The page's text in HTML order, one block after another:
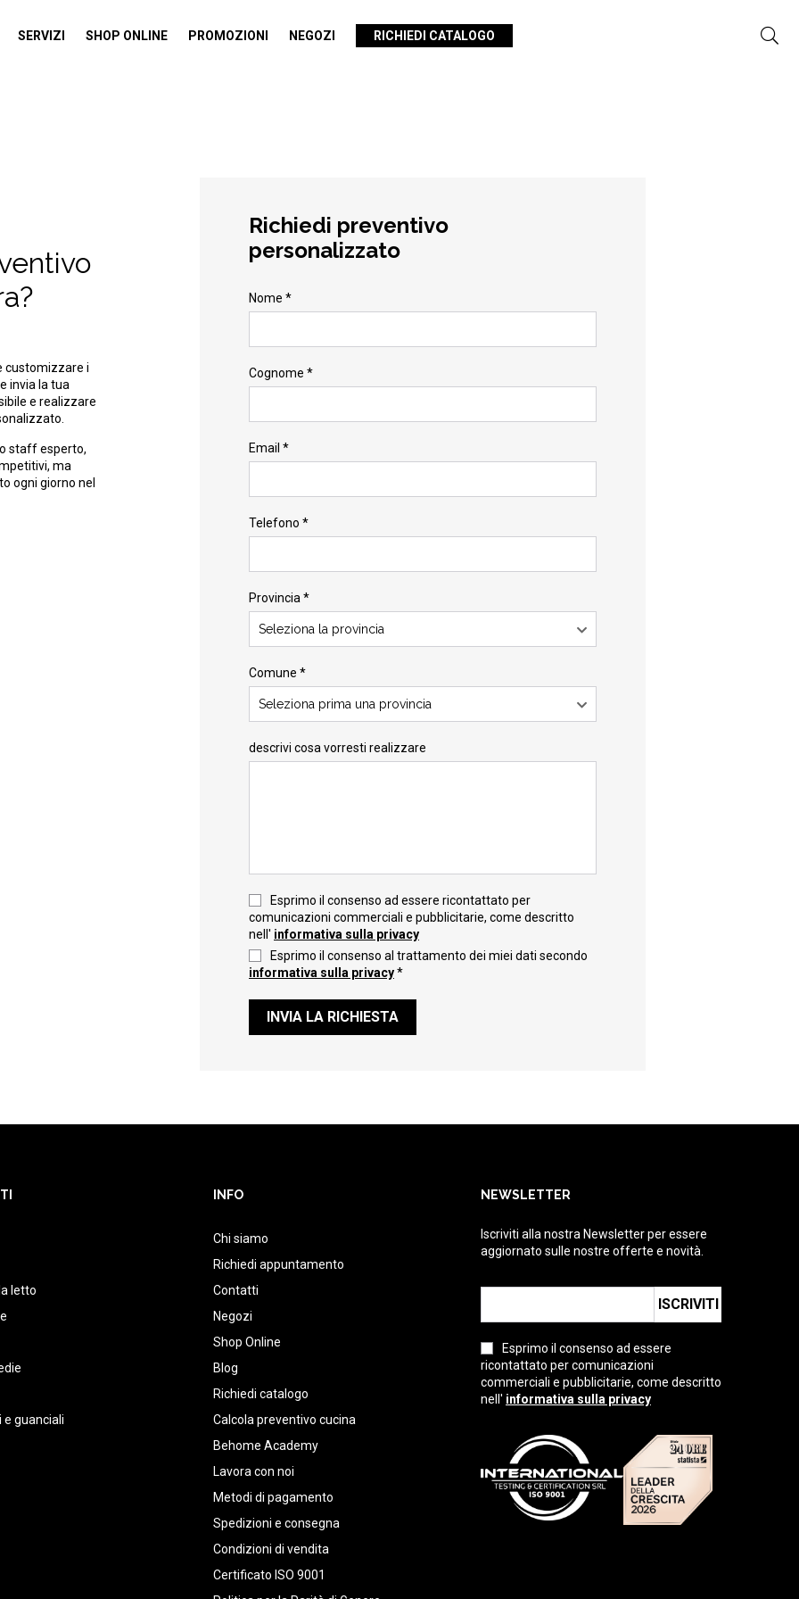
SERVIZI SHOP ONLINE PROMOZIONI NEGOZI RICHIEDI CATALOGO
customizzare i
invia la tua
e realizzare
staff esperto,
ma
ogni giorno nel
Richiedi preventivo
personalizzato
Nome *
Cognome *
Email *
Telefono *
Provincia *
Seleziona la provincia
Comune *
Seleziona prima una provincia
descrivi cosa vorresti realizzare
Esprimo il consenso ad essere ricontattato per
comunicazioni commerciali e pubblicitarie, come descritto
nell' informativa sulla privacy
Esprimo il consenso al trattamento dei miei dati secondo
informativa sulla privacy*
INVIA LA RICHIESTA
letto
e guanciali
INFO
Chi siamo
Richiedi appuntamento
Contatti
Negozi
Shop Online
Blog
Richiedi catalogo
Calcola preventivo cucina
Behome Academy
Lavora con noi
Metodi di pagamento
Spedizioni e consegna
Condizioni di vendita
Certificato ISO 9001
NEWSLETTER
Iscriviti alla nostra Newsletter per essere
aggiornato sulle nostre offerte e novità.
ISCRIVITI
Esprimo il consenso ad essere
ricontattato per comunicazioni
commerciali e pubblicitarie, come descritto
nell' informativa sulla privacy